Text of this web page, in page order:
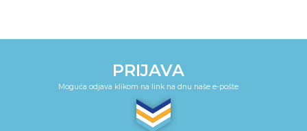
PRIJAVA
Moguća odjava klikom na link na dnu naše e-pošte